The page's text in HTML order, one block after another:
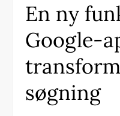
En ny
Google-
søgning